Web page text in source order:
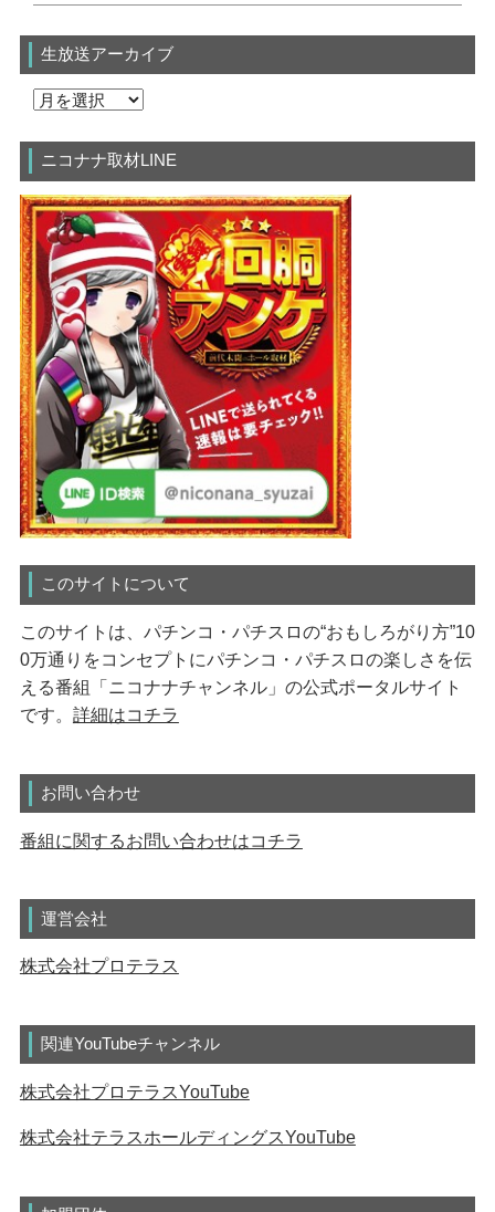
生放送アーカイブ
ニコナナ取材LINE
このサイトについて
このサイトは、パチンコ・パチスロの“おもしろがり方”10
0万通りをコンセプトにパチンコ・パチスロの楽しさを伝
える番組「ニコナナチャンネル」の公式ポータルサイト
です。 詳細はコチラ
お問い合わせ
番組に関するお問い合わせはコチラ
運営会社
株式会社プロテラス
関連YouTubeチャンネル
株式会社プロテラスYouTube
株式会社テラスホールディングスYouTube